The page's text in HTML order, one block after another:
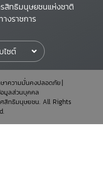
สิทธิมนุษยชนแห่งชาติ
งราชการ
ไซต์
ษาความมั่นคงปลอดภัย
อมูลส่วนบุคคล
สิทธิมนุษยชน. All Rights